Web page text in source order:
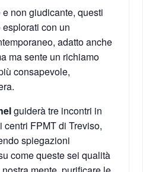
non giudicante, questi
con un
adatto anche
ma sente un richiamo
consapevole,
guiderà tre incontri in
FPMT di Treviso,
spiegazioni
come queste sei qualità